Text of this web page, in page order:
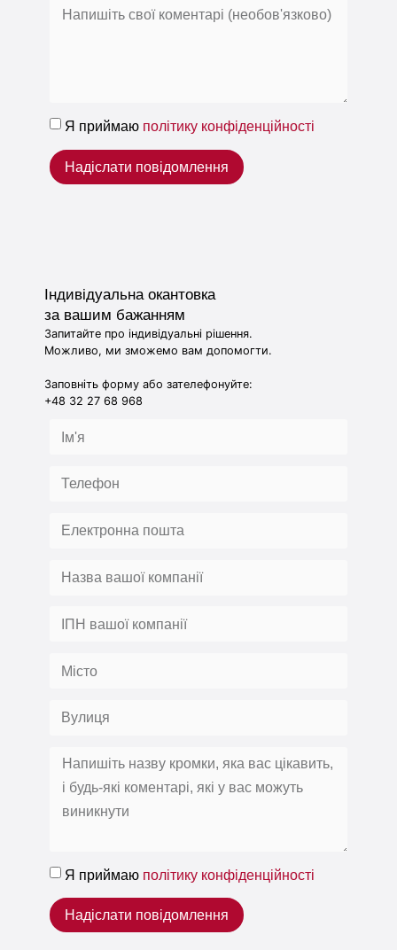
Я приймаю політику конфіденційності
Надіслати повідомлення
Індивідуальна окантовка
за вашим бажанням
Запитайте про індивідуальні рішення.
Можливо, ми зможемо вам допомогти.
Заповніть форму або зателефонуйте:
+48 32 27 68 968
Я приймаю політику конфіденційності
Надіслати повідомлення